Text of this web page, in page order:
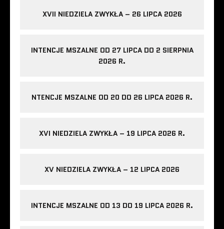
XVII NIEDZIELA ZWYKŁA – 26 LIPCA 2026
INTENCJE MSZALNE OD 27 LIPCA DO 2 SIERPNIA
2026 R.
NTENCJE MSZALNE OD 20 DO 26 LIPCA 2026 R.
XVI NIEDZIELA ZWYKŁA – 19 LIPCA 2026 R.
XV NIEDZIELA ZWYKŁA – 12 LIPCA 2026
INTENCJE MSZALNE OD 13 DO 19 LIPCA 2026 R.